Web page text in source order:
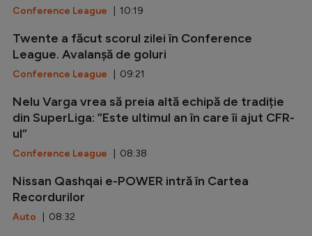
Conference League | 10:19
Twente a făcut scorul zilei în Conference
League. Avalanșă de goluri
Conference League | 09:21
Nelu Varga vrea să preia altă echipă de tradiție
din SuperLiga: ”Este ultimul an în care îi ajut CFR-
ul”
Conference League | 08:38
Nissan Qashqai e-POWER intră în Cartea
Recordurilor
Auto | 08:32